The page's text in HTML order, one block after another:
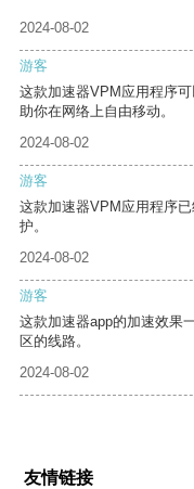
2024-08-02
游客
这款加速器VPM应用程序
助你在网络上自由移动。
2024-08-02
游客
这款加速器VPM应用程序
护。
2024-08-02
游客
这款加速器app的加速效果
区的线路。
2024-08-02
友情链接